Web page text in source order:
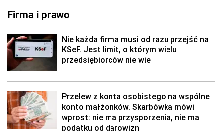
Firma i prawo
Nie każda firma musi od razu przejść na
KSeF. Jest limit, o którym wielu
przedsiębiorców nie wie
Przelew z konta osobistego na wspólne
konto małżonków. Skarbówka mówi
wprost: nie ma przysporzenia, nie ma
podatku od darowizn